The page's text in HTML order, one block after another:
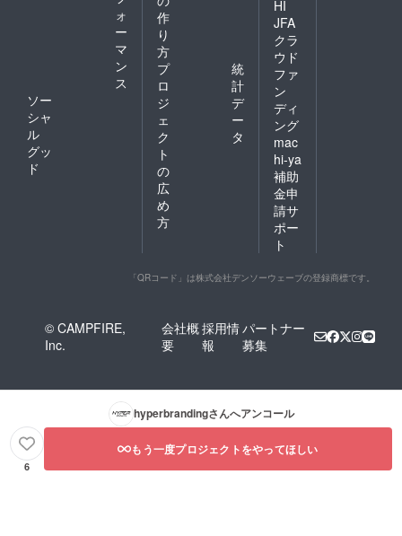
ォ
ー
マ
ン
ス
ソー
シャ
ル
グッ
ド
作
り
方
プ
ロ
ジ
ェ
ク
ト
の
広
め
方
統
計
デ
ー
タ
HI
JFA
クラ
ウド
ファ
ン
ディ
ング
mac
hi-ya
補助
金申
請サ
ポー
ト
「QRコード」は株式会社デンソーウェーブの登録商標です。
© CAMPFIRE,
Inc.
会社概
要
採用情
報
パートナー
募集
hyperbrandingさんへアンコール
6
もう一度プロジェクトをやってほしい